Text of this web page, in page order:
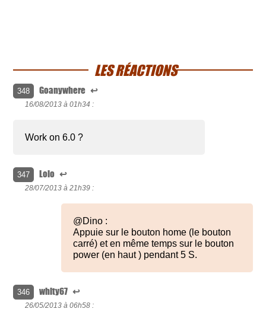
LES RÉACTIONS
348 Goanywhere ↩
16/08/2013 à 01h34 :
Work on 6.0 ?
347 Lolo ↩
28/07/2013 à 21h39 :
@Dino :
Appuie sur le bouton home (le bouton
carré) et en même temps sur le bouton
power (en haut ) pendant 5 S.
346 whity67 ↩
26/05/2013 à 06h58 :